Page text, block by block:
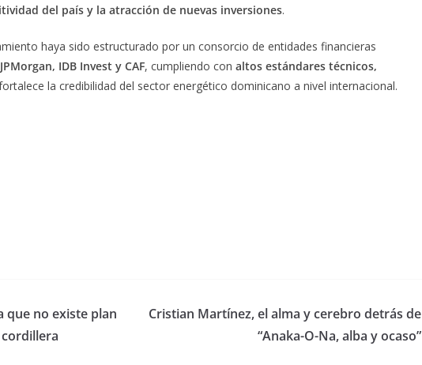
del país y la atracción de nuevas inversiones.
haya sido estructurado por un consorcio de entidades financieras
IDB Invest y CAF, cumpliendo con altos estándares técnicos,
la credibilidad del sector energético dominicano a nivel internacional.
que no existe plan
Cristian Martínez, el alma y cerebro detrás de
“Anaka-O-Na, alba y ocaso”